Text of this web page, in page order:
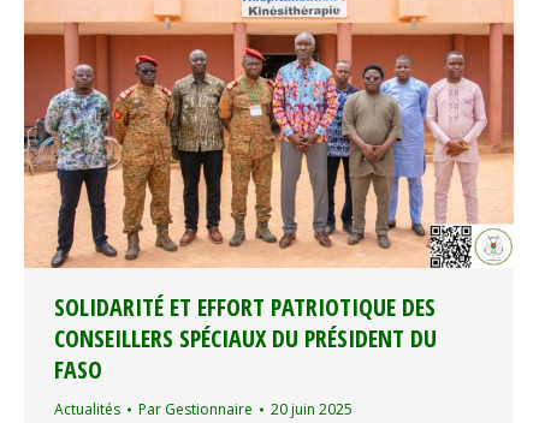
SOLIDARITÉ ET EFFORT PATRIOTIQUE DES
CONSEILLERS SPÉCIAUX DU PRÉSIDENT DU
FASO
Actualités Par Gestionnaire 20 juin 2025